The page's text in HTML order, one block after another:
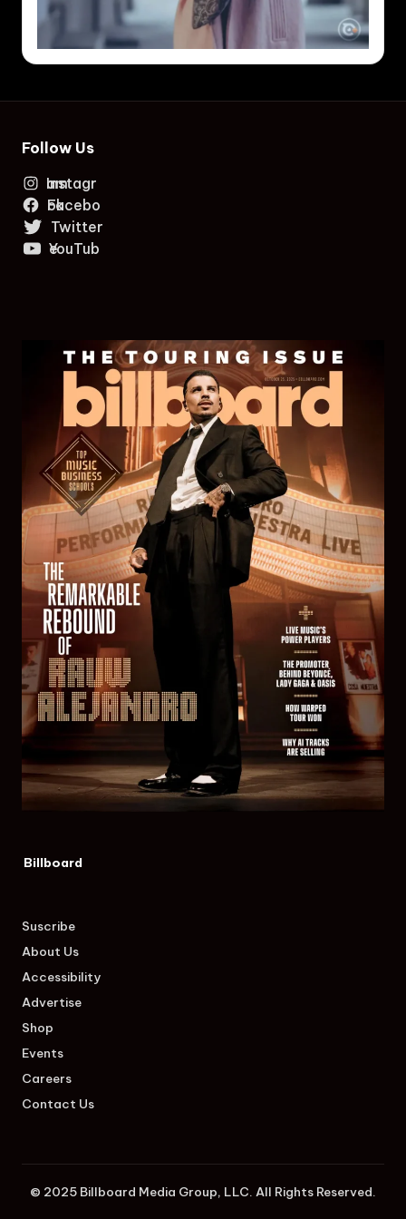
Follow Us
Instagram
Facebook
Twitter
YouTube
Billboard
Suscribe
About Us
Accessibility
Advertise
Shop
Events
Careers
Contact Us
© 2025 Billboard Media Group, LLC. All Rights Reserved.